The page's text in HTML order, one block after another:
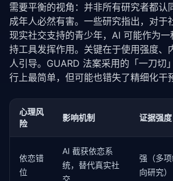
for mem in
f"  -
f"AI 回应:
                )
        context_parts.append(
"\n
def _cache_result(self ,
"""缓存验证结果，避免重复
cache_key =
self
"passed": passed,
"method": method,
"ttl": 86400 * 30
#
        }
需要平衡的视角：并非所有研究者都认
成年人必然有害。一些研究指出，对于
现实社交支持的青少年，AI 可能作为
持工具发挥作用。关键在于使用强度、
人引导。GUARD 法案采用的「一刀切
行上最简单，但可能也错失了精细化干
心理风
险
影响机制 证据强度
依恋错
位
AI 截获依恋系
统，替代真实社
交
强（多项
向研究）